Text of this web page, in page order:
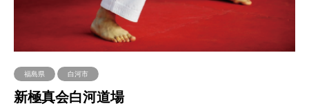
福島県 白河市
新極真会白河道場